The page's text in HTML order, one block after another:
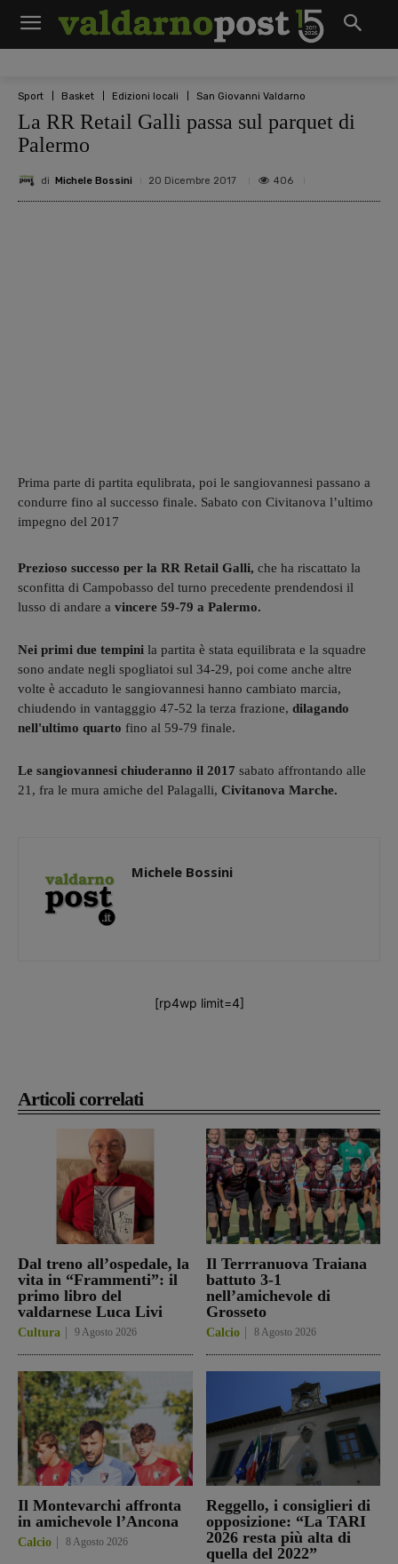
Sport Basket Edizioni locali San Giovanni Valdarno
La RR Retail Galli passa sul parquet di
Palermo
di Michele Bossini 20 Dicembre 2017 406
Articoli correlati
Dal treno all’ospedale, la
vita in “Frammenti”: il
primo libro del
valdarnese Luca Livi
Cultura 9 Agosto 2026
Il Terrranuova Traiana
battuto 3-1
nell’amichevole di
Grosseto
Calcio 8 Agosto 2026
Il Montevarchi affronta
in amichevole l’Ancona
Calcio 8 Agosto 2026
Reggello, i consiglieri di
opposizione: “La TARI
2026 resta più alta di
quella del 2022”
Prima parte di partita equlibrata, poi le sangiovannesi passano a
condurre fino al successo finale. Sabato con Civitanova l’ultimo
impegno del 2017
Prezioso successo per la RR Retail Galli, che ha riscattato la
sconfitta di Campobasso del turno precedente prendendosi il
lusso di andare a vincere 59-79 a Palermo.
Nei primi due tempini la partita è stata equilibrata e la squadre
sono andate negli spogliatoi sul 34-29, poi come anche altre
volte è accaduto le sangiovannesi hanno cambiato marcia,
chiudendo in vantagggio 47-52 la terza frazione, dilagando
nell'ultimo quarto fino al 59-79 finale.
Le sangiovannesi chiuderanno il 2017 sabato affrontando alle
21, fra le mura amiche del Palagalli, Civitanova Marche.
Michele Bossini
[rp4wp limit=4]